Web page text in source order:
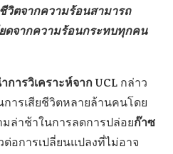
วิตจากความร้อนสามารถ
ดจากความร้อนกระทบทุกคน
การวิเคราะห์จาก UCL กล่าว
การเสียชีวิตหลายล้านคนโดย
ล่าช้าในการลดการปล่อยก๊าซ
อการเปลี่ยนแปลงที่ไม่อาจ